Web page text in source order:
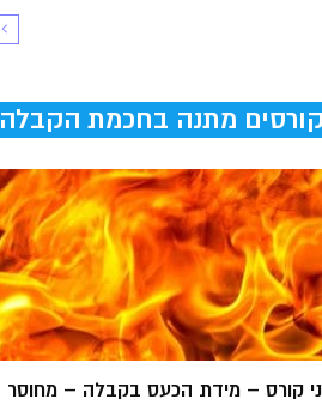
קורסים מתנה בחכמת הקבלה
קורס – מידת הכעס בקבלה – מחוסר